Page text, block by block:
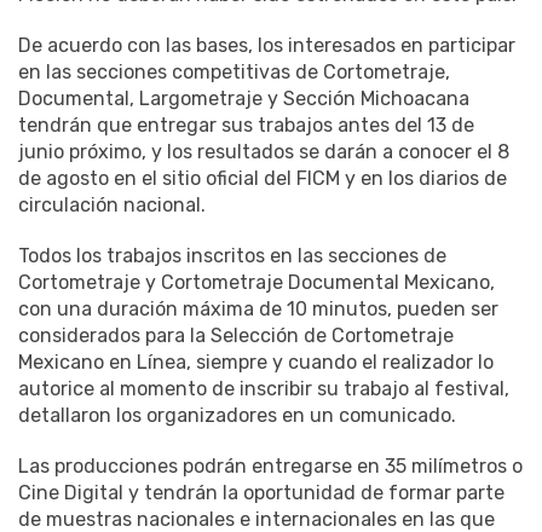
De acuerdo con las bases, los interesados en participar
en las secciones competitivas de Cortometraje,
Documental, Largometraje y Sección Michoacana
tendrán que entregar sus trabajos antes del 13 de
junio próximo, y los resultados se darán a conocer el 8
de agosto en el sitio oficial del FICM y en los diarios de
circulación nacional.
Todos los trabajos inscritos en las secciones de
Cortometraje y Cortometraje Documental Mexicano,
con una duración máxima de 10 minutos, pueden ser
considerados para la Selección de Cortometraje
Mexicano en Línea, siempre y cuando el realizador lo
autorice al momento de inscribir su trabajo al festival,
detallaron los organizadores en un comunicado.
Las producciones podrán entregarse en 35 milímetros o
Cine Digital y tendrán la oportunidad de formar parte
de muestras nacionales e internacionales en las que